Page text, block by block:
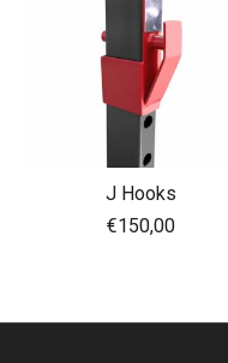
J Hooks
€150,00